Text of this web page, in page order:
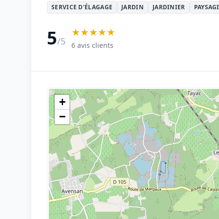
SERVICE D'ÉLAGAGE JARDIN JARDINIER
5/5
★★★★★
6 avis clients
+
−